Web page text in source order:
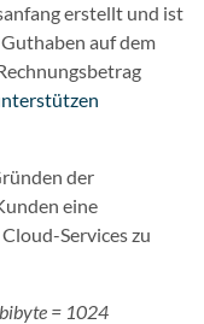
erstellt und ist
auf dem
der
eine
Services zu
= 1024